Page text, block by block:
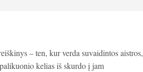
– ten, kur verda suvaidintos aistros,
kelias iš skurdo į jam